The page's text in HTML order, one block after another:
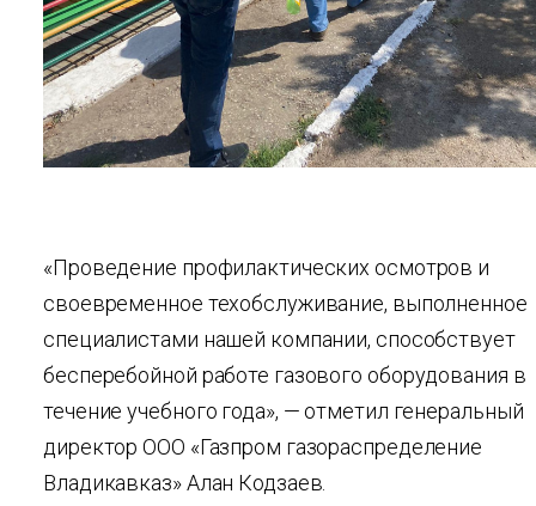
«Проведение профилактических осмотров и
своевременное техобслуживание, выполненное
специалистами нашей компании, способствует
бесперебойной работе газового оборудования в
течение учебного года», — отметил генеральный
директор ООО «Газпром газораспределение
Владикавказ» Алан Кодзаев.